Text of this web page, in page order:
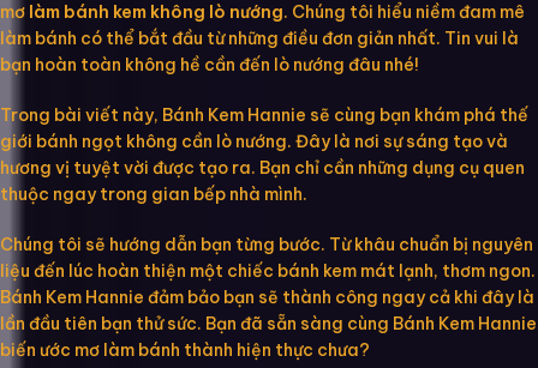
mơ làm bánh kem không lò nướng. Chúng tôi hiểu niềm đam mê
làm bánh có thể bắt đầu từ những điều đơn giản nhất. Tin vui là
bạn hoàn toàn không hề cần đến lò nướng đâu nhé!
Trong bài viết này, Bánh Kem Hannie sẽ cùng bạn khám phá thế
giới bánh ngọt không cần lò nướng. Đây là nơi sự sáng tạo và
hương vị tuyệt vời được tạo ra. Bạn chỉ cần những dụng cụ quen
thuộc ngay trong gian bếp nhà mình.
Chúng tôi sẽ hướng dẫn bạn từng bước. Từ khâu chuẩn bị nguyên
liệu đến lúc hoàn thiện một chiếc bánh kem mát lạnh, thơm ngon.
Bánh Kem Hannie đảm bảo bạn sẽ thành công ngay cả khi đây là
lần đầu tiên bạn thử sức. Bạn đã sẵn sàng cùng Bánh Kem Hannie
biến ước mơ làm bánh thành hiện thực chưa?